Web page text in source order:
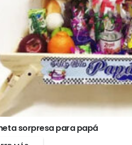
sorpresa para papá